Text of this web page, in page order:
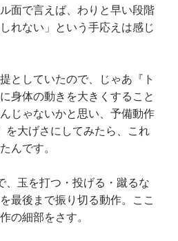
面で言えば、わりと早い段階
れない」という手応えは感じ
としていたので、じゃあ『ト
身体の動きを大きくすること
じゃないかと思い、予備動作
を大げさにしてみたら、これ
んです。
、玉を打つ・投げる・蹴るな
最後まで振り切る動作。ここ
の細部をさす。